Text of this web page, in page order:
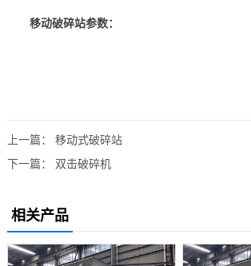
移动破碎站参数：
上一篇： 移动式破碎站
下一篇： 双击破碎机
相关产品